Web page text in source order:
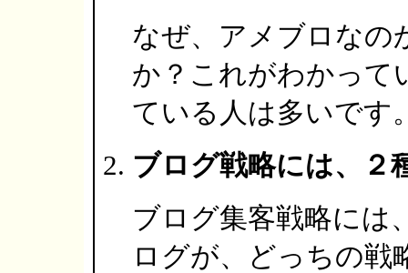
なぜ、アメブロなの
か？これがわかって
ている人は多いです
ブログ戦略には、２
ブログ集客戦略には
ログが、どっちの戦